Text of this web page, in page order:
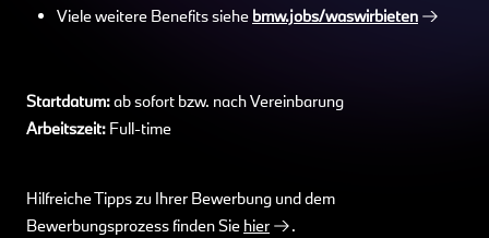
Viele weitere Benefits siehe bmw.jobs/waswirbieten
Startdatum:ab sofort bzw. nach Vereinbarung
Arbeitszeit: Full-time
Hilfreiche Tipps zu Ihrer Bewerbung und dem
Bewerbungsprozess finden Sie hier .